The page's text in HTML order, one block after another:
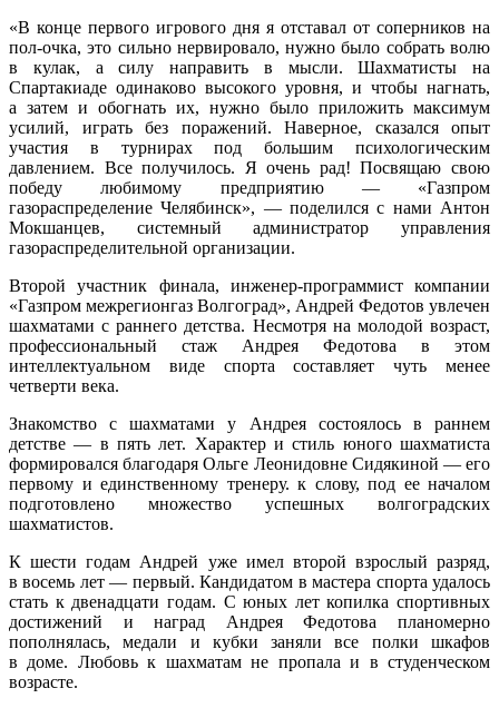
«В конце первого игрового дня я отставал от соперников на
пол-очка, это сильно нервировало, нужно было собрать волю
в кулак, а силу направить в мысли. Шахматисты на
Спартакиаде одинаково высокого уровня, и чтобы нагнать,
а затем и обогнать их, нужно было приложить максимум
усилий, играть без поражений. Наверное, сказался опыт
участия в турнирах под большим психологическим
давлением. Все получилось. Я очень рад! Посвящаю свою
победу любимому предприятию — «Газпром
газораспределение Челябинск», — поделился с нами Антон
Мокшанцев, системный администратор управления
газораспределительной организации.
Второй участник финала, инженер-программист компании
«Газпром межрегионгаз Волгоград», Андрей Федотов увлечен
шахматами с раннего детства. Несмотря на молодой возраст,
профессиональный стаж Андрея Федотова в этом
интеллектуальном виде спорта составляет чуть менее
четверти века.
Знакомство с шахматами у Андрея состоялось в раннем
детстве — в пять лет. Характер и стиль юного шахматиста
формировался благодаря Ольге Леонидовне Сидякиной — его
первому и единственному тренеру. к слову, под ее началом
подготовлено множество успешных волгоградских
шахматистов.
К шести годам Андрей уже имел второй взрослый разряд,
в восемь лет — первый. Кандидатом в мастера спорта удалось
стать к двенадцати годам. С юных лет копилка спортивных
достижений и наград Андрея Федотова планомерно
пополнялась, медали и кубки заняли все полки шкафов
в доме. Любовь к шахматам не пропала и в студенческом
возрасте.